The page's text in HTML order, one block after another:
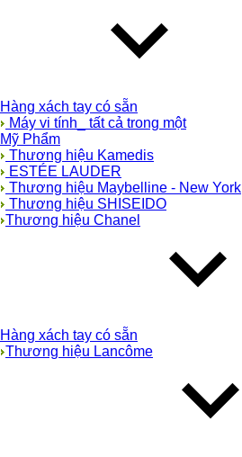
Hàng xách tay có sẵn
Máy vi tính_ tất cả trong một
Mỹ Phẩm
Thương hiệu Kamedis
ESTÉE LAUDER
Thương hiệu Maybelline - New York
Thương hiệu SHISEIDO
Thương hiệu Chanel
Hàng xách tay có sẵn
Thương hiệu Lancôme